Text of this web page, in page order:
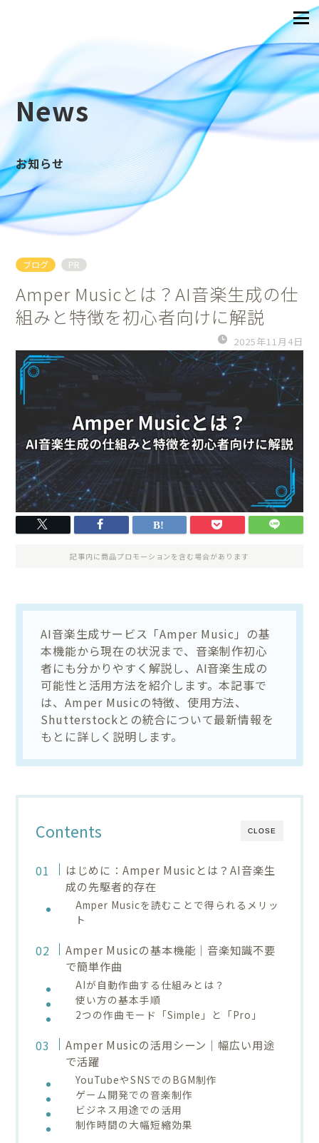
News
お知らせ
ブログ PR
Amper Musicとは？AI音楽生成の仕
組みと特徴を初心者向けに解説
2025年11月4日
記事内に商品プロモーションを含む場合があります
AI音楽生成サービス「Amper Music」の基
本機能から現在の状況まで、音楽制作初心
者にも分かりやすく解説し、AI音楽生成の
可能性と活用方法を紹介します。本記事で
は、Amper Musicの特徴、使用方法、
Shutterstockとの統合について最新情報を
もとに詳しく説明します。
CLOSE
Contents
はじめに：Amper Musicとは？AI音楽生
成の先駆者的存在
Amper Musicを読むことで得られるメリッ
ト
Amper Musicの基本機能｜音楽知識不要
で簡単作曲
AIが自動作曲する仕組みとは？
使い方の基本手順
2つの作曲モード「Simple」と「Pro」
Amper Musicの活用シーン｜幅広い用途
で活躍
YouTubeやSNSでのBGM制作
ゲーム開発での音楽制作
ビジネス用途での活用
制作時間の大幅短縮効果